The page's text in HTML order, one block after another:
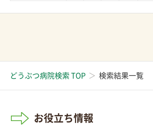
どうぶつ病院検索 TOP 検索結果一覧
お役立ち情報